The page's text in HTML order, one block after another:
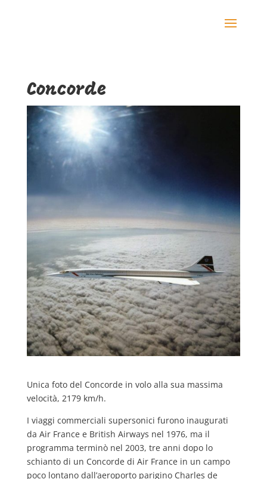
Concorde
Unica foto del Concorde in volo alla sua massima
velocità, 2179 km/h.
I viaggi commerciali supersonici furono inaugurati
da Air France e British Airways nel 1976, ma il
programma terminò nel 2003, tre anni dopo lo
schianto di un Concorde di Air France in un campo
poco lontano dall’aeroporto parigino Charles de